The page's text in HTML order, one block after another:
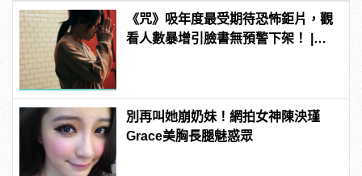
《咒》吸年度最受期待恐怖鉅片，觀
看人數暴增引臉書無預警下架！ |
別再叫她崩奶妹！網拍女神陳泱瑾
Grace美胸長腿魅惑眾